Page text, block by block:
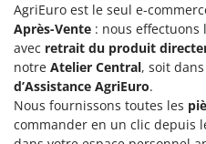
AgriEuro est le seul e-
Après-Vente : nous effectuons
avec retrait du produit
notre Atelier Central, soit
d’Assistance AgriEuro.
Nous fournissons toutes les
commander en un clic depuis